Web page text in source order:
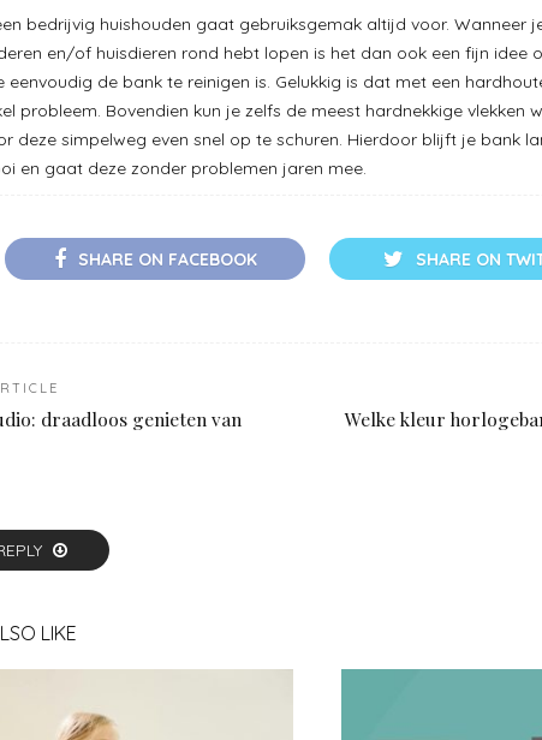
bedrijvig huishouden gaat gebruiksgemak altijd voor. Wanneer
en/of huisdieren rond hebt lopen is het dan ook een fijn idee
eenvoudig de bank te reinigen is. Gelukkig is dat met een
probleem. Bovendien kun je zelfs de meest hardnekkige vlekken
deze simpelweg even snel op te schuren. Hierdoor blijft je bank
en gaat deze zonder problemen jaren mee.
SHARE ON FACEBOOK SHARE ON
draadloos genieten van
Welke kleur
LIKE